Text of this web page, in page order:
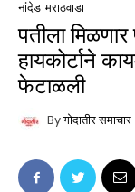
नांदेड मराठवाडा
पतीला मिळणार
हायकोर्टाने
फेटाळली
By गोदातीर समाचार